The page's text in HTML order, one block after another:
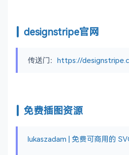
designstripe官网
传送门： https://
免费插图资源
lukaszadam | 免费可商用的